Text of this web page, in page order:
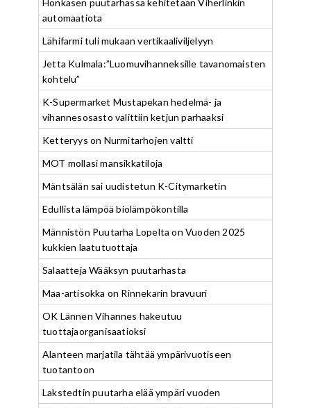
automaatiota
Lähifarmi tuli mukaan vertikaaliviljelyyn
Jetta Kulmala:”Luomuvihanneksille tavanomaisten
kohtelu”
K-Supermarket Mustapekan hedelmä- ja
vihannesosasto valittiin ketjun parhaaksi
Ketteryys on Nurmitarhojen valtti
MOT mollasi mansikkatiloja
Mäntsälän sai uudistetun K-Citymarketin
Edullista lämpöä biolämpökontilla
Männistön Puutarha Lopelta on Vuoden 2025
kukkien laatutuottaja
Salaatteja Wääksyn puutarhasta
Maa-artisokka on Rinnekarin bravuuri
OK Lännen Vihannes hakeutuu
tuottajaorganisaatioksi
Alanteen marjatila tähtää ympärivuotiseen
tuotantoon
Lakstedtin puutarha elää ympäri vuoden